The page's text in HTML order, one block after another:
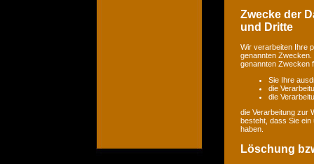
Zwecke der
und Dritte
Wir verarbeiten Ihre
genannten
genannten Zwecken
Sie Ihre
die
die
die Verarbeitung zur
besteht, dass Sie
haben.
Löschung